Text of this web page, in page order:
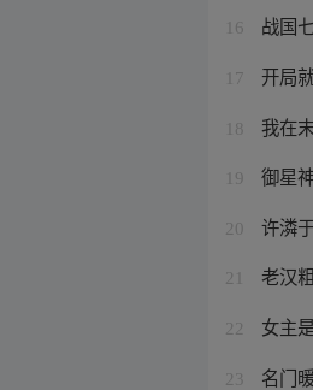
16 战国
17 开局
18 我在
19 御星
20 许潾
21 老汉
22 女主
23 名门